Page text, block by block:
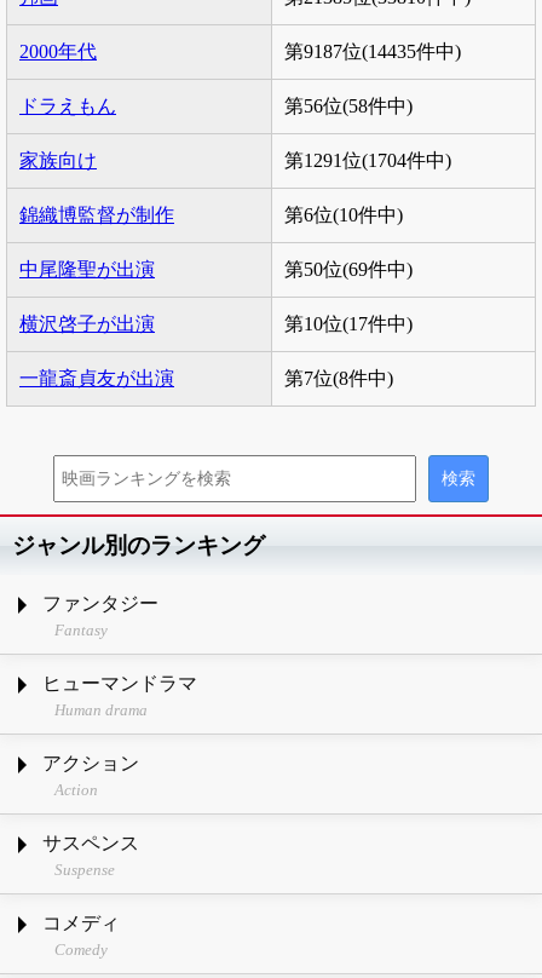
2000年代 第9187位(14435件中)
ドラえもん 第56位(58件中)
家族向け 第1291位(1704件中)
錦織博監督が制作 第6位(10件中)
中尾隆聖が出演 第50位(69件中)
横沢啓子が出演 第10位(17件中)
一龍斎貞友が出演 第7位(8件中)
ジャンル別のランキング
ファンタジー
Fantasy
ヒューマンドラマ
Human drama
アクション
Action
サスペンス
Suspense
コメディ
Comedy